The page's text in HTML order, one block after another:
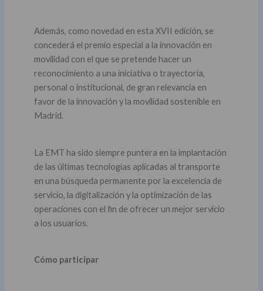
Además, como novedad en esta XVII edición, se
concederá el premio especial a la innovación en
movilidad con el que se pretende hacer un
reconocimiento a una iniciativa o trayectoria,
personal o institucional, de gran relevancia en
favor de la innovación y la movilidad sostenible en
Madrid.
La EMT ha sido siempre puntera en la implantación
de las últimas tecnologías aplicadas al transporte
en una búsqueda permanente por la excelencia de
servicio, la digitalización y la optimización de las
operaciones con el fin de ofrecer un mejor servicio
a los usuarios.
Cómo participar